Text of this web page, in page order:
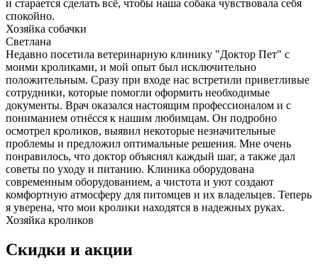
и старается сделать всё, чтобы наша собака чувствовала себя
спокойно.
Хозяйка собачки
Светлана
Недавно посетила ветеринарную клинику "Доктор Пет" с
моими кроликами, и мой опыт был исключительно
положительным. Сразу при входе нас встретили приветливые
сотрудники, которые помогли оформить необходимые
документы. Врач оказался настоящим профессионалом и с
пониманием отнёсся к нашим любимцам. Он подробно
осмотрел кроликов, выявил некоторые незначительные
проблемы и предложил оптимальные решения. Мне очень
понравилось, что доктор объяснял каждый шаг, а также дал
советы по уходу и питанию. Клиника оборудована
современным оборудованием, а чистота и уют создают
комфортную атмосферу для питомцев и их владельцев. Теперь
я уверена, что мои кролики находятся в надежных руках.
Хозяйка кроликов
Скидки и акции